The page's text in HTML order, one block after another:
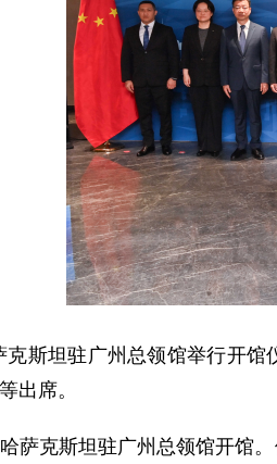
克斯坦驻广州总领馆举行开
出席。
萨克斯坦驻广州总领馆开馆